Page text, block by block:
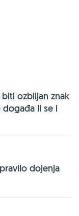
ozbiljan znak
li se i
dojenja